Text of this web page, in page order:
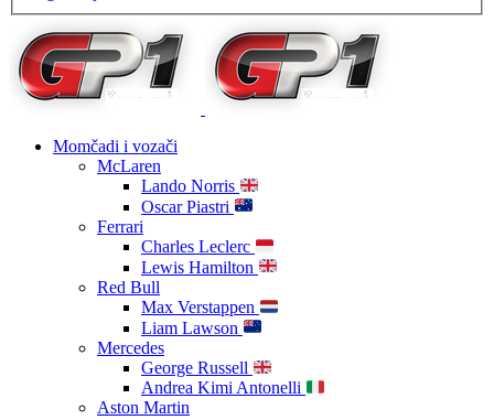
Momčadi i vozači
McLaren
Lando Norris
Oscar Piastri
Ferrari
Charles Leclerc
Lewis Hamilton
Red Bull
Max Verstappen
Liam Lawson
Mercedes
George Russell
Andrea Kimi Antonelli
Aston Martin